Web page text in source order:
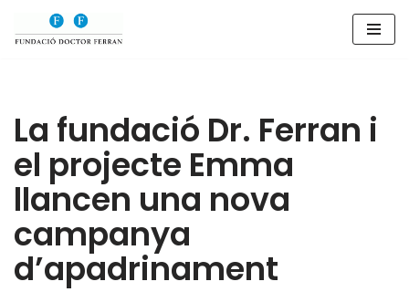
Saltar
La fundació Dr. Ferran i
el projecte Emma
llancen una nova
campanya
d’apadrinament